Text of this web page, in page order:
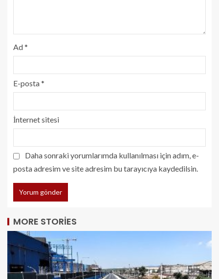
Ad*
E-posta*
İnternet sitesi
Daha sonraki yorumlarımda kullanılması için adım, e-
posta adresim ve site adresim bu tarayıcıya kaydedilsin.
MORE STORIES